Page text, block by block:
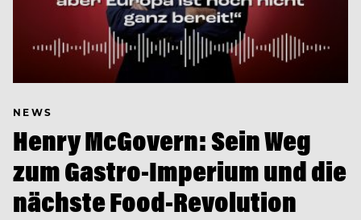
NEWS
Henry McGovern: Sein Weg
zum Gastro-Imperium und die
nächste Food-Revolution